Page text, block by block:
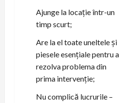
Ajunge la locație într-un
timp scurt;
Are la el toate uneltele și
piesele esențiale pentru a
rezolva problema din
prima intervenție;
Nu complică lucrurile –